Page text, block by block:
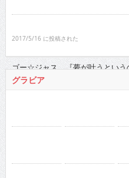
2021/11/16 に投稿された